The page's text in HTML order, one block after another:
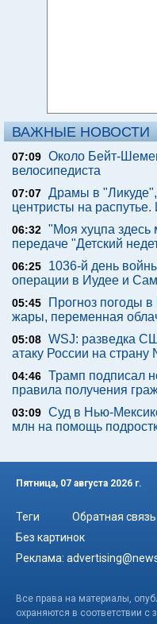
ВАЖНЫЕ НОВОСТИ
07:09 Около Бейт-
велосипедиста
07:07 Драмы в
центристы на распутье.
06:32 "Моя хуцпа здесь
передаче "Детский
06:25
1036-й день
операции в Иудее и
05:45
Прогноз погоды в
жары, переменная
05:08 WSJ: разведка
атаку России на
04:46 Трамп подписал
правила получения
03:09 Суд в Нью-
млн на помощь
Пятница, 07 августа 2026 г.
Теги Обратная связь
Без картинок
Реклама:
Все права на материалы,
охраняются в соответствии с